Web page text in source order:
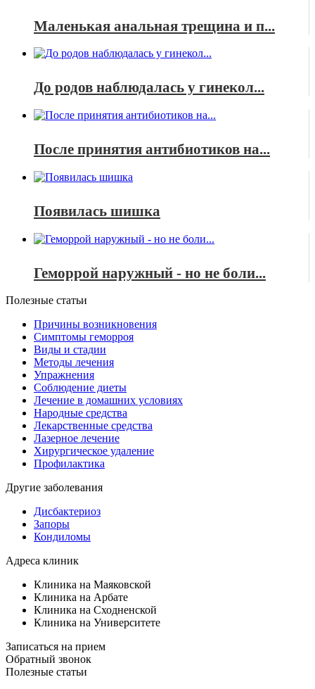
Маленькая анальная трещина и п...
До родов наблюдалась у гинекол...
После принятия антибиотиков на...
Появилась шишка
Геморрой наружный - но не боли...
Полезные статьи
Причины возникновения
Симптомы геморроя
Виды и стадии
Методы лечения
Упражнения
Соблюдение диеты
Лечение в домашних условиях
Народные средства
Лекарственные средства
Лазерное лечение
Хирургическое удаление
Профилактика
Другие заболевания
Дисбактериоз
Запоры
Кондиломы
Адреса клиник
Клиника на Маяковской
Клиника на Арбате
Клиника на Сходненской
Клиника на Университете
Записаться на прием
Обратный звонок
Полезные статьи